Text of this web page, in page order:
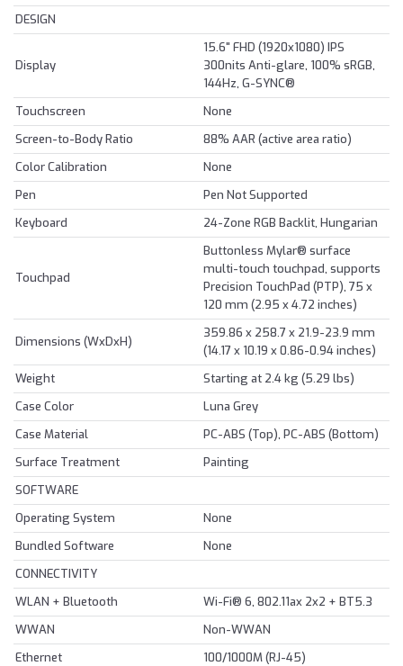
DESIGN
Display
15.6" FHD (1920x1080) IPS
300nits Anti-glare, 100% sRGB,
144Hz, G-SYNC®
Touchscreen
None
Screen-to-Body Ratio
88% AAR (active area ratio)
Color Calibration
None
Pen
Pen Not Supported
Keyboard
24-Zone RGB Backlit, Hungarian
Touchpad
Buttonless Mylar® surface
multi-touch touchpad, supports
Precision TouchPad (PTP), 75 x
120 mm (2.95 x 4.72 inches)
Dimensions (WxDxH)
359.86 x 258.7 x 21.9-23.9 mm
(14.17 x 10.19 x 0.86-0.94 inches)
Weight
Starting at 2.4 kg (5.29 lbs)
Case Color
Luna Grey
Case Material
PC-ABS (Top), PC-ABS (Bottom)
Surface Treatment
Painting
SOFTWARE
Operating System
None
Bundled Software
None
CONNECTIVITY
WLAN + Bluetooth
Wi-Fi® 6, 802.11ax 2x2 + BT5.3
WWAN
Non-WWAN
Ethernet
100/1000M (RJ-45)